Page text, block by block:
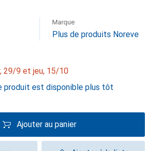
Marque
Plus de produits Noreve
29/9 et jeu, 15/10
produit est disponible plus tôt
Ajouter au panier